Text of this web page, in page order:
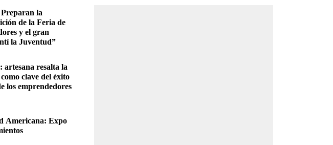
la
de la Feria de
y el gran
la Juventud”
artesana resalta la
clave del éxito
Americana: Expo